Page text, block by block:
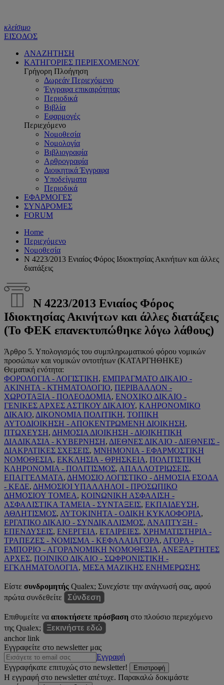
κλείσιμο
ΕΙΣΟΔΟΣ
ΑΝΑΖΗΤΗΣΗ
ΚΑΤΗΓΟΡΙΕΣ ΠΕΡΙΕΧΟΜΕΝΟΥ
Γρήγορη Πλοήγηση
Δωρεάν Περιεχόμενο
Έγγραφα επικαιρότητας
Περιοδικά
Βιβλία
Εφαρμογές
Περιεχόμενο
Νομοθεσία
Νομολογία
Βιβλιογραφία
Αρθρογραφία
Διοικητικά Έγγραφα
Υποδείγματα
Περιοδικά
ΕΦΑΡΜΟΓΕΣ
ΣΥΝΔΡΟΜΕΣ
FORUM
Home
Περιεχόμενο
Νομοθεσία
Ν 4223/2013 Ενιαίος Φόρος Ιδιοκτησίας Ακινήτων και άλλες
διατάξεις
Ν 4223/2013 Ενιαίος Φόρος
Ιδιοκτησίας Ακινήτων και άλλες διατάξεις
(Το ΦΕΚ επανεκτυπώθηκε λόγω λάθους)
Άρθρο 5. Υπολογισμός του συμπληρωματικού φόρου νομικών
προσώπων και νομικών οντοτήτων (ΚΑΤΑΡΓΗΘΗΚΕ)
Θεματική ενότητα:
ΦΟΡΟΛΟΓΙΑ - ΛΟΓΙΣΤΙΚΗ, ΕΜΠΡΑΓΜΑΤΟ ΔΙΚΑΙΟ -
ΑΚΙΝΗΤΑ - ΚΤΗΜΑΤΟΛΟΓΙΟ, ΠΕΡΙΒΑΛΛΟΝ -
ΧΩΡΟΤΑΞΙΑ - ΠΟΛΕΟΔΟΜΙΑ, ΕΝΟΧΙΚΟ ΔΙΚΑΙΟ -
ΓΕΝΙΚΕΣ ΑΡΧΕΣ ΑΣΤΙΚΟΥ ΔΙΚΑΙΟΥ, ΚΛΗΡΟΝΟΜΙΚΟ
ΔΙΚΑΙΟ, ΔΙΚΟΝΟΜΙΑ ΠΟΛΙΤΙΚΗ, ΤΟΠΙΚΗ
ΑΥΤΟΔΙΟΙΚΗΣΗ - ΑΠΟΚΕΝΤΡΩΜΕΝΗ ΔΙΟΙΚΗΣΗ,
ΠΤΩΧΕΥΣΗ, ΔΗΜΟΣΙΑ ΔΙΟΙΚΗΣΗ - ΔΙΟΙΚΗΤΙΚΗ
ΔΙΑΔΙΚΑΣΙΑ - ΚΥΒΕΡΝΗΣΗ, ΔΙΕΘΝΕΣ ΔΙΚΑΙΟ - ΔΙΕΘΝΕΙΣ -
ΔΙΑΚΡΑΤΙΚΕΣ ΣΧΕΣΕΙΣ, ΜΝΗΜΟΝΙΑ - ΕΦΑΡΜΟΣΤΙΚΗ
ΝΟΜΟΘΕΣΙΑ, ΕΚΚΛΗΣΙΑ - ΘΡΗΣΚΕΙΑ, ΠΟΛΙΤΙΣΤΙΚΗ
ΚΛΗΡΟΝΟΜΙΑ - ΠΟΛΙΤΙΣΜΟΣ, ΑΠΑΛΛΟΤΡΙΩΣΕΙΣ,
ΕΠΑΓΓΕΛΜΑΤΑ, ΔΗΜΟΣΙΟ ΛΟΓΙΣΤΙΚΟ - ΔΗΜΟΣΙΑ ΕΣΟΔΑ
- ΚΕΔΕ, ΔΗΜΟΣΙΟΙ ΥΠΑΛΛΗΛΟΙ - ΠΡΟΣΩΠΙΚΟ
ΔΗΜΟΣΙΟΥ ΤΟΜΕΑ, ΚΟΙΝΩΝΙΚΗ ΑΣΦΑΛΙΣΗ -
ΑΣΦΑΛΙΣΤΙΚΑ ΤΑΜΕΙΑ - ΣΥΝΤΑΞΕΙΣ, ΕΚΠΑΙΔΕΥΣΗ,
ΑΘΛΗΤΙΣΜΟΣ, ΑΥΤΟΚΙΝΗΤΑ - ΟΔΙΚΗ ΚΥΚΛΟΦΟΡΙΑ,
ΕΡΓΑΤΙΚΟ ΔΙΚΑΙΟ - ΣΥΝΔΙΚΑΛΙΣΜΟΣ, ΑΝΑΠΤΥΞΗ -
ΕΠΕΝΔΥΣΕΙΣ, ΕΝΕΡΓΕΙΑ, ΕΤΑΙΡΕΙΕΣ, ΧΡΗΜΑΤΙΣΤΗΡΙΑ -
ΤΡΑΠΕΖΕΣ - ΝΟΜΙΣΜΑ - ΚΕΦΑΛΑΙΑΓΟΡΑ, ΑΓΟΡΑ -
ΕΜΠΟΡΙΟ - ΑΓΟΡΑΝΟΜΙΚΗ ΝΟΜΟΘΕΣΙΑ, ΑΝΕΞΑΡΤΗΤΕΣ
ΑΡΧΕΣ, ΠΟΙΝΙΚΟ ΔΙΚΑΙΟ - ΣΩΦΡΟΝΙΣΤΙΚΗ -
ΕΓΚΛΗΜΑΤΟΛΟΓΙΑ, ΜΕΣΑ ΜΑΖΙΚΗΣ ΕΝΗΜΕΡΩΣΗΣ
Είστε συνδρομητής Qualex; Συνεχίστε την ανάγνωσή σας, αφού
πρώτα συνδεθείτε
Σύνδεση
Επιθυμείτε να αποκτήσετε πρόσβαση στο πλούσιο περιεχόμενο
της Qualex;
Ξεκινήστε εδώ
anchor link
Εγγραφείτε στο newsletter μας
Εγγραφή
Εγγραφήκατε επιτυχώς στο newsletter!
Επιστροφή
Η εγγραφή στο newsletter απέτυχε. Παρακαλώ δοκιμάστε